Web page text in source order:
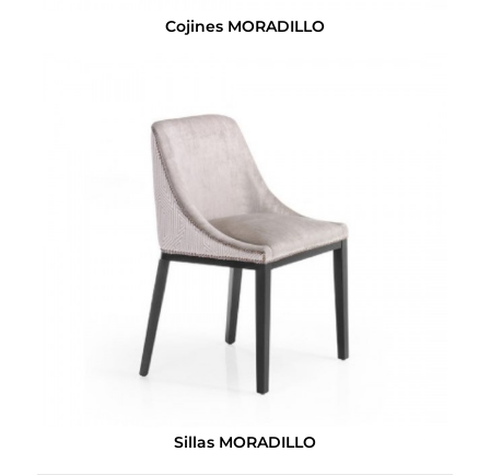
Cojines MORADILLO
Sillas MORADILLO